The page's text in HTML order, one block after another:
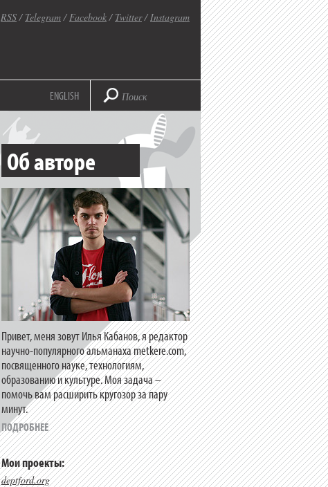
RSS/ Telegram/Facebook/ Twitter/Instagram
ENGLISH
Об авторе
Привет, меня зовут Илья Кабанов, я редактор
научно-популярного альманаха metkere.com,
посвященного науке, технологиям,
образованию и культуре. Моя задача –
помочь вам расширить кругозор за пару
минут.
ПОДРОБНЕЕ
Мои проекты:
deptford.org